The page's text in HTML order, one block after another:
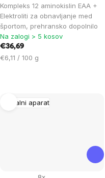
Kompleks 12 aminokislin EAA +
Elektroliti za obnavljanje med
športom, prehransko dopolnilo
Na zalogi > 5 kosov
€36,69
Cena
€6,11 / 100 g
Gibalni aparat